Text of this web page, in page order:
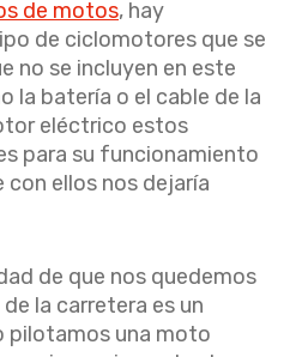
de motos, hay
de ciclomotores que se
no se incluyen en este
la batería o el cable de la
eléctrico estos
para su funcionamiento
ellos nos dejaría
de que nos quedemos
la carretera es un
pilotamos una moto